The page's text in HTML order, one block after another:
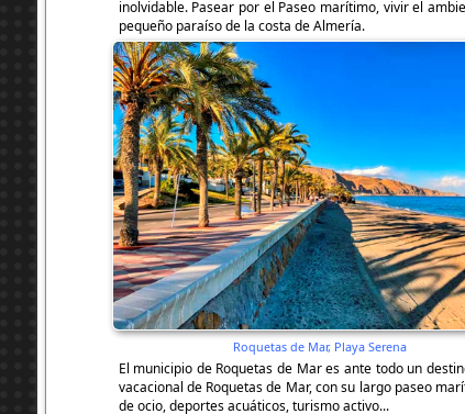
inolvidable. Pasear por el Paseo marítimo, vivir el
pequeño paraíso de la costa de Almería.
Roquetas de Mar, Playa Serena
El municipio de Roquetas de Mar es ante todo un
vacacional de Roquetas de Mar, con su largo paseo
de ocio, deportes acuáticos, turismo activo...